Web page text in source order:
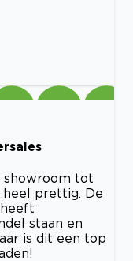
showroom tot
prettig. De
staan en
is dit een top